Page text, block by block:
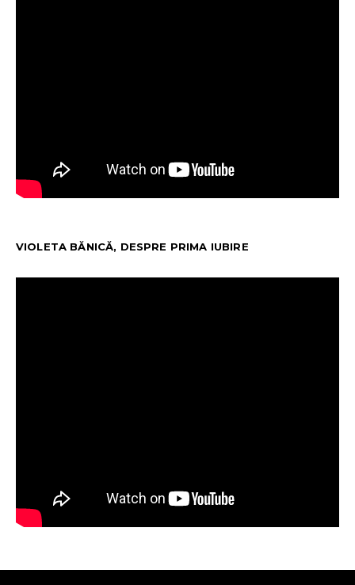
VIOLETA BĂNICĂ, DESPRE PRIMA IUBIRE